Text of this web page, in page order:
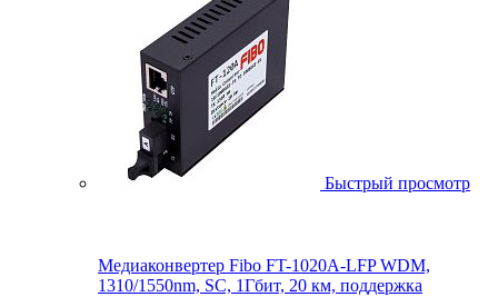
Быстрый просмотр
Медиаконвертер Fibo FT-1020A-LFP WDM,
1310/1550nm, SC, 1Гбит, 20 км, поддержка